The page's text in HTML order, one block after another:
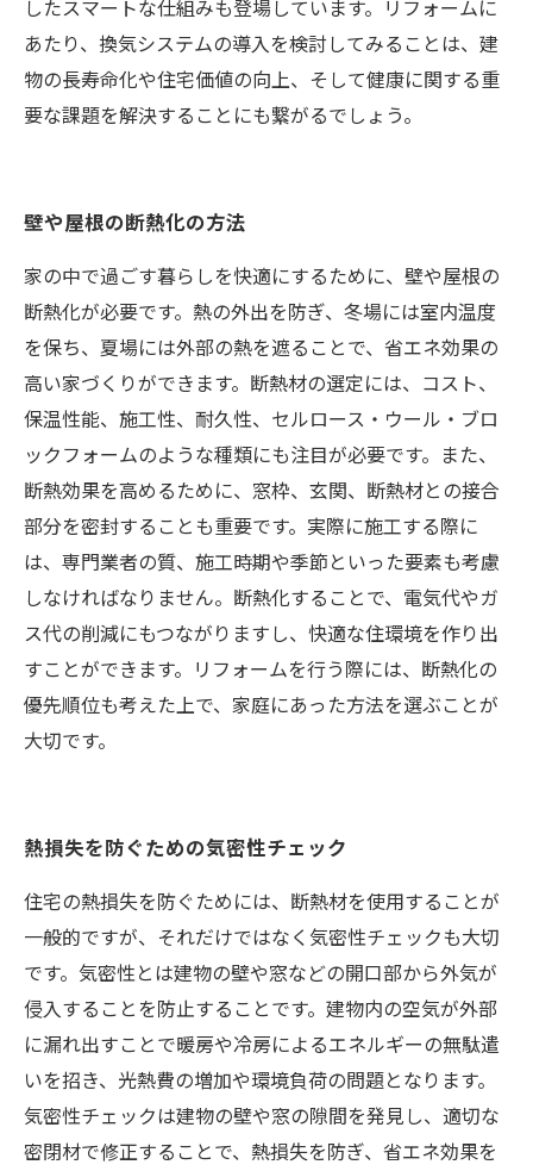
したスマートな仕組みも登場しています。リフォームに
あたり、換気システムの導入を検討してみることは、建
物の長寿命化や住宅価値の向上、そして健康に関する重
要な課題を解決することにも繋がるでしょう。
壁や屋根の断熱化の方法
家の中で過ごす暮らしを快適にするために、壁や屋根の
断熱化が必要です。熱の外出を防ぎ、冬場には室内温度
を保ち、夏場には外部の熱を遮ることで、省エネ効果の
高い家づくりができます。断熱材の選定には、コスト、
保温性能、施工性、耐久性、セルロース・ウール・ブロ
ックフォームのような種類にも注目が必要です。また、
断熱効果を高めるために、窓枠、玄関、断熱材との接合
部分を密封することも重要です。実際に施工する際に
は、専門業者の質、施工時期や季節といった要素も考慮
しなければなりません。断熱化することで、電気代やガ
ス代の削減にもつながりますし、快適な住環境を作り出
すことができます。リフォームを行う際には、断熱化の
優先順位も考えた上で、家庭にあった方法を選ぶことが
大切です。
熱損失を防ぐための気密性チェック
住宅の熱損失を防ぐためには、断熱材を使用することが
一般的ですが、それだけではなく気密性チェックも大切
です。気密性とは建物の壁や窓などの開口部から外気が
侵入することを防止することです。建物内の空気が外部
に漏れ出すことで暖房や冷房によるエネルギーの無駄遣
いを招き、光熱費の増加や環境負荷の問題となります。
気密性チェックは建物の壁や窓の隙間を発見し、適切な
密閉材で修正することで、熱損失を防ぎ、省エネ効果を